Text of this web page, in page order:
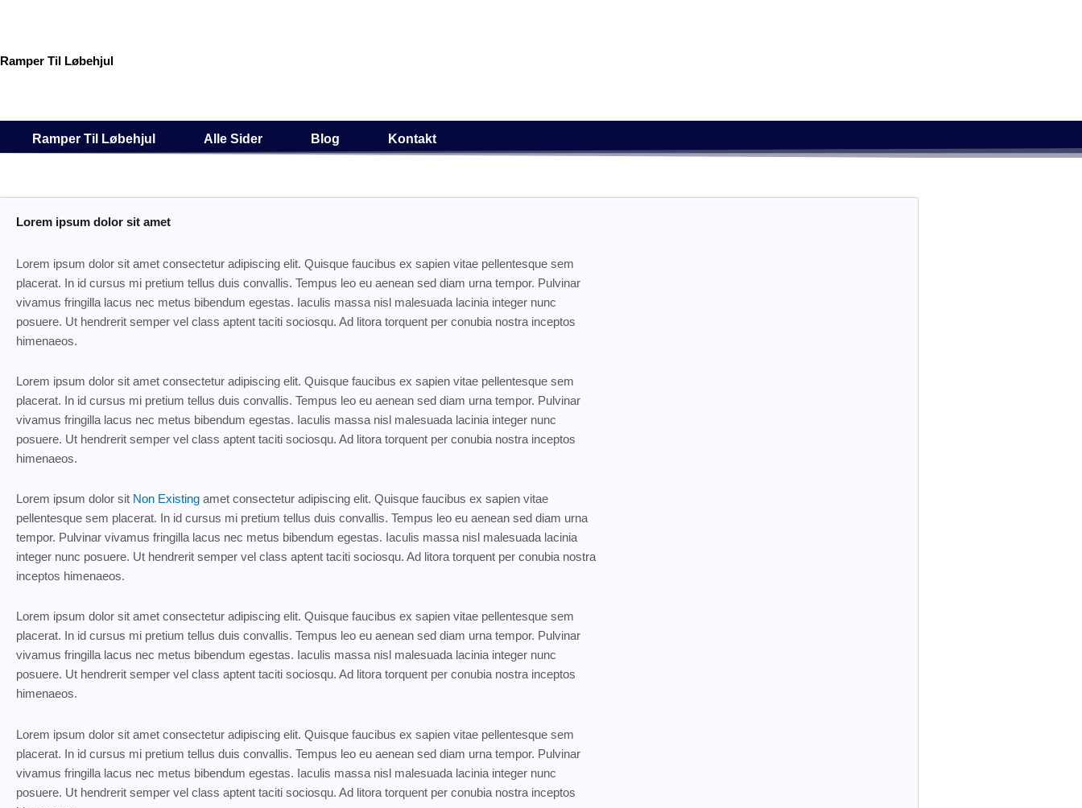
Ramper Til Løbehjul
Ramper Til Løbehjul Alle Sider Blog Kontakt
Lorem ipsum dolor sit amet
Lorem ipsum dolor sit amet consectetur adipiscing elit. Quisque faucibus ex sapien vitae pellentesque sem
placerat. In id cursus mi pretium tellus duis convallis. Tempus leo eu aenean sed diam urna tempor. Pulvinar
vivamus fringilla lacus nec metus bibendum egestas. Iaculis massa nisl malesuada lacinia integer nunc
posuere. Ut hendrerit semper vel class aptent taciti sociosqu. Ad litora torquent per conubia nostra inceptos
himenaeos.
Lorem ipsum dolor sit amet consectetur adipiscing elit. Quisque faucibus ex sapien vitae pellentesque sem
placerat. In id cursus mi pretium tellus duis convallis. Tempus leo eu aenean sed diam urna tempor. Pulvinar
vivamus fringilla lacus nec metus bibendum egestas. Iaculis massa nisl malesuada lacinia integer nunc
posuere. Ut hendrerit semper vel class aptent taciti sociosqu. Ad litora torquent per conubia nostra inceptos
himenaeos.
Lorem ipsum dolor sit Non Existing amet consectetur adipiscing elit. Quisque faucibus ex sapien vitae
pellentesque sem placerat. In id cursus mi pretium tellus duis convallis. Tempus leo eu aenean sed diam urna
tempor. Pulvinar vivamus fringilla lacus nec metus bibendum egestas. Iaculis massa nisl malesuada lacinia
integer nunc posuere. Ut hendrerit semper vel class aptent taciti sociosqu. Ad litora torquent per conubia nostra
inceptos himenaeos.
Lorem ipsum dolor sit amet consectetur adipiscing elit. Quisque faucibus ex sapien vitae pellentesque sem
placerat. In id cursus mi pretium tellus duis convallis. Tempus leo eu aenean sed diam urna tempor. Pulvinar
vivamus fringilla lacus nec metus bibendum egestas. Iaculis massa nisl malesuada lacinia integer nunc
posuere. Ut hendrerit semper vel class aptent taciti sociosqu. Ad litora torquent per conubia nostra inceptos
himenaeos.
Lorem ipsum dolor sit amet consectetur adipiscing elit. Quisque faucibus ex sapien vitae pellentesque sem
placerat. In id cursus mi pretium tellus duis convallis. Tempus leo eu aenean sed diam urna tempor. Pulvinar
vivamus fringilla lacus nec metus bibendum egestas. Iaculis massa nisl malesuada lacinia integer nunc
posuere. Ut hendrerit semper vel class aptent taciti sociosqu. Ad litora torquent per conubia nostra inceptos